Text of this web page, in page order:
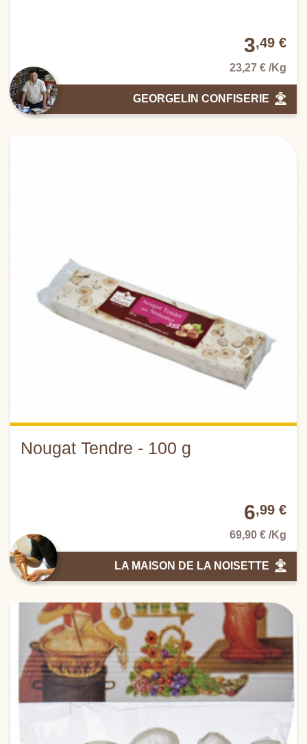
3,49 €
23,27 € /Kg
GEORGELIN CONFISERIE
Nougat Tendre - 100 g
6,99 €
69,90 € /Kg
LA MAISON DE LA NOISETTE